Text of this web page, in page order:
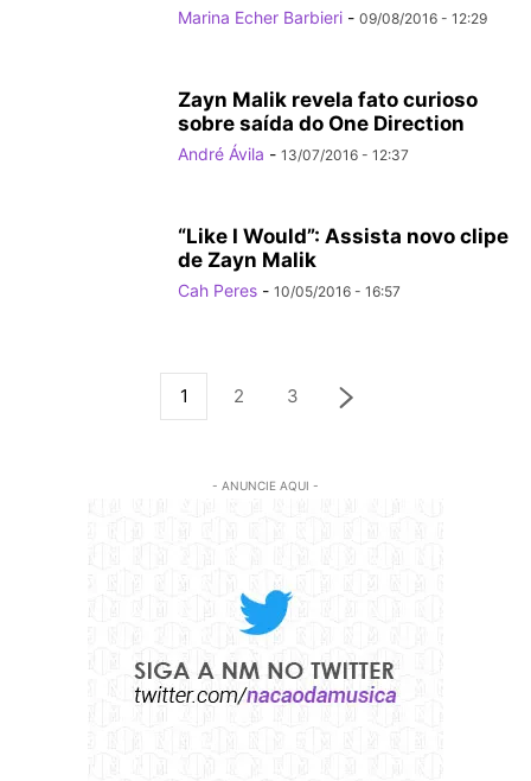
Marina Echer Barbieri - 09/08/2016 - 12:29
Zayn Malik revela fato curioso
sobre saída do One Direction
André Ávila - 13/07/2016 - 12:37
“Like I Would”: Assista novo clipe
de Zayn Malik
Cah Peres - 10/05/2016 - 16:57
1 2 3
- ANUNCIE AQUI -